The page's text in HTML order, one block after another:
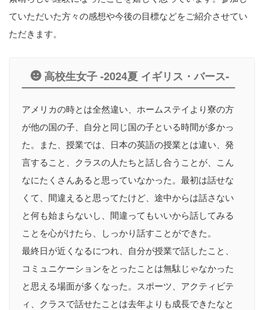
ていただいた方々の感想や今後の目標などをご紹介させてい
ただきます。
高校生女子 -2024夏 イギリス・バース-
アメリカの時とは全然違い、ホームステイより寮の方
が他の国の子、自分と同じ国の子といる時間が多かっ
た。また、授業では、日本の英語の授業とは違い、発
言すること、クラスの人たちと話し合うことが、こん
なにたくさんあると思っていなかった。最初は話せな
くて、間違えると思ってたけど、途中からは話さない
と何も始まらないし、間違ってもいいから話してみる
ことを心がけたら、しっかり話すことができた。
最終日が近くなるにつれ、自分が授業で話したこと、
コミュニケーションをとったことは無駄じゃなかった
と思える場面が多くなった。スポーツ、アクティビテ
ィ、クラスで話せたことは去年よりも成長できたなと